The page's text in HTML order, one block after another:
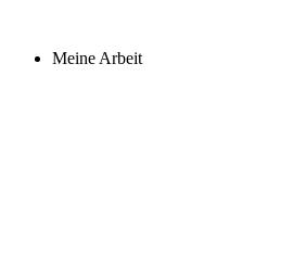
Meine Arbeit